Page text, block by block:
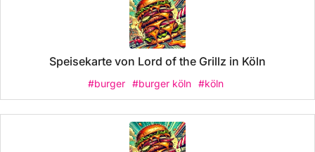
Speisekarte von Lord of the Grillz in Köln
#burger #burger köln #köln